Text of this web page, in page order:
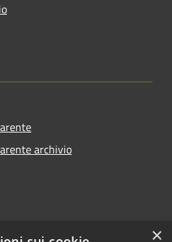
archivio
×